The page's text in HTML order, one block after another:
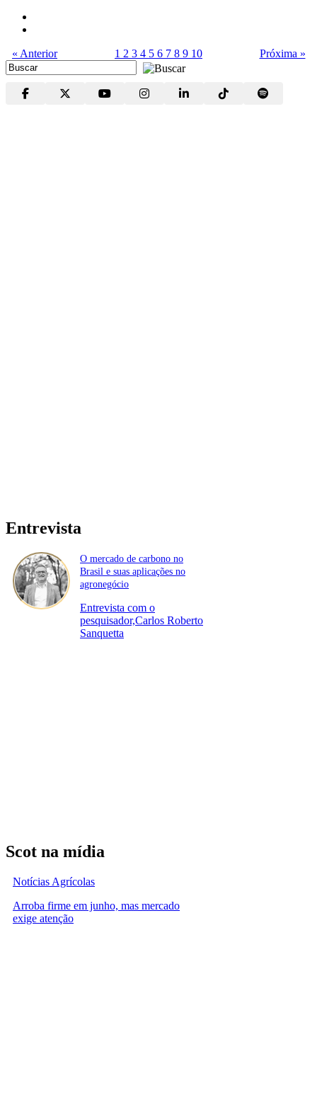
« Anterior 1 2 3 4 5 6 7 8 9 10 Próxima »
Entrevista
O mercado de carbono no
Brasil e suas aplicações no
agronegócio
Entrevista com o
pesquisador,Carlos Roberto
Sanquetta
Scot na mídia
Notícias Agrícolas
Arroba firme em junho, mas mercado
exige atenção